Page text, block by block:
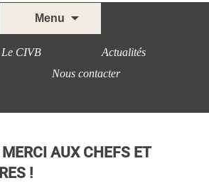
Menu
Le CIVB
Actualités
Nous contacter
AUX CHEFS ET
!